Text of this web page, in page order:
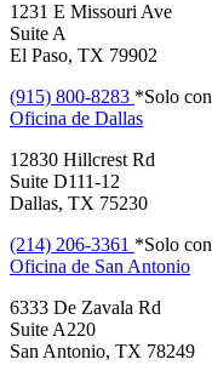
1231 E Missouri Ave
Suite A
El Paso, TX 79902
(915) 800-8283 *Solo
Oficina de Dallas
12830 Hillcrest Rd
Suite D111-12
Dallas, TX 75230
(214) 206-3361 *Solo
Oficina de San Antonio
6333 De Zavala Rd
Suite A220
San Antonio, TX 78249